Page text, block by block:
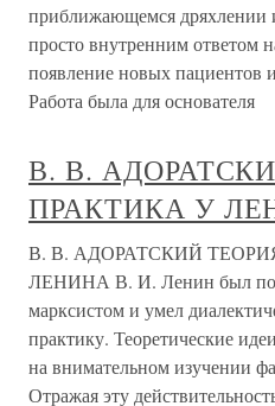
приближающемся дряхлении
просто внутренним ответом
появление новых пациентов
Работа была для основателя
В. В.
ПРАКТИКА У
В. В. АДОРАТСКИЙ
ЛЕНИНА В. И. Ленин был
марксистом и умел
практику. Теоретические
на внимательном изучении
Отражая эту